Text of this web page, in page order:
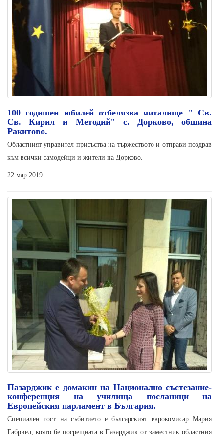
100 годишен юбилей отбелязва читалище " Св.
Св. Кирил и Методий" с. Дорково, община
Ракитово.
Областният управител присъства на тържеството и отправи поздрав
към всички самодейци и жители на Дорково.
22 мар 2019
Пазарджик е домакин на Национално състезание-
конференция на училища посланици на
Европейския парламент в България.
Специален гост на събитието е българският еврокомисар Мария
Габриел, която бе посрещната в Пазарджик от заместник областния